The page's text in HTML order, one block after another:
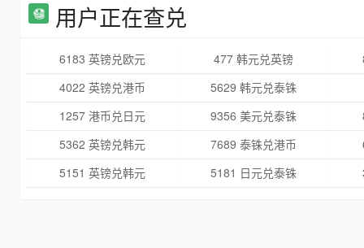
用户正在查兑
6183 英镑兑欧元 477 韩元兑英镑
4022 英镑兑港币
5629 韩元兑泰铢
1257 港币兑日元
9356 美元兑泰铢
5362 英镑兑韩元
7689 泰铢兑港币
5151 英镑兑韩元
5181 日元兑泰铢